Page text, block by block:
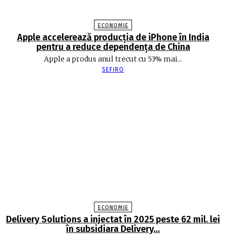
ECONOMIE
Apple accelerează producția de iPhone în India
pentru a reduce dependența de China
Apple a produs anul trecut cu 53% mai...
SEFIRO
ECONOMIE
Delivery Solutions a injectat în 2025 peste 62 mil. lei
în subsidiara Delivery…